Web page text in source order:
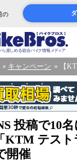
の
キャンペーン 【
投稿で10
KTM テスト
開催